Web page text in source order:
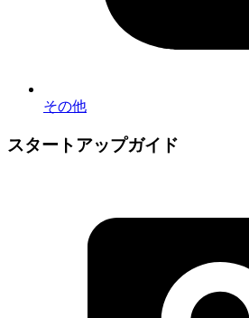
その他
スタートアップガイド